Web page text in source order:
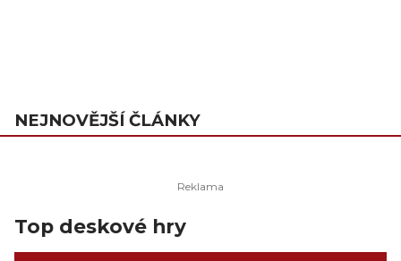
NEJNOVĚJŠÍ ČLÁNKY
Top deskové hry